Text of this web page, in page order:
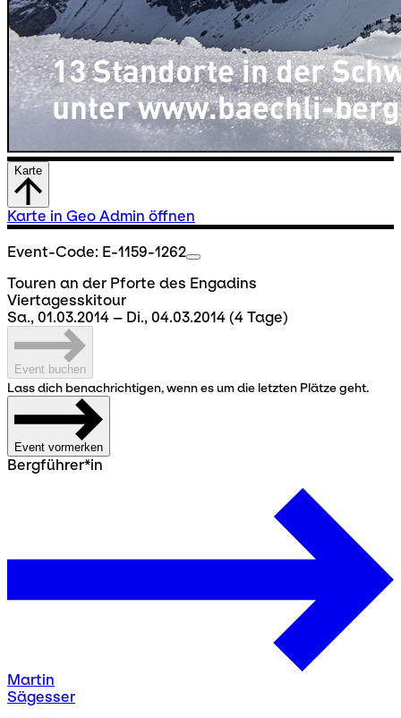
Karte
Karte in Geo Admin öffnen
Event-Code: E-1159-1262
Touren an der Pforte des Engadins
Viertagesskitour
Sa., 01.03.2014 – Di., 04.03.2014 (4 Tage)
Event buchen
Lass dich benachrichtigen, wenn es um die letzten Plätze geht.
Event vormerken
Bergführer*in
Martin
Sägesser